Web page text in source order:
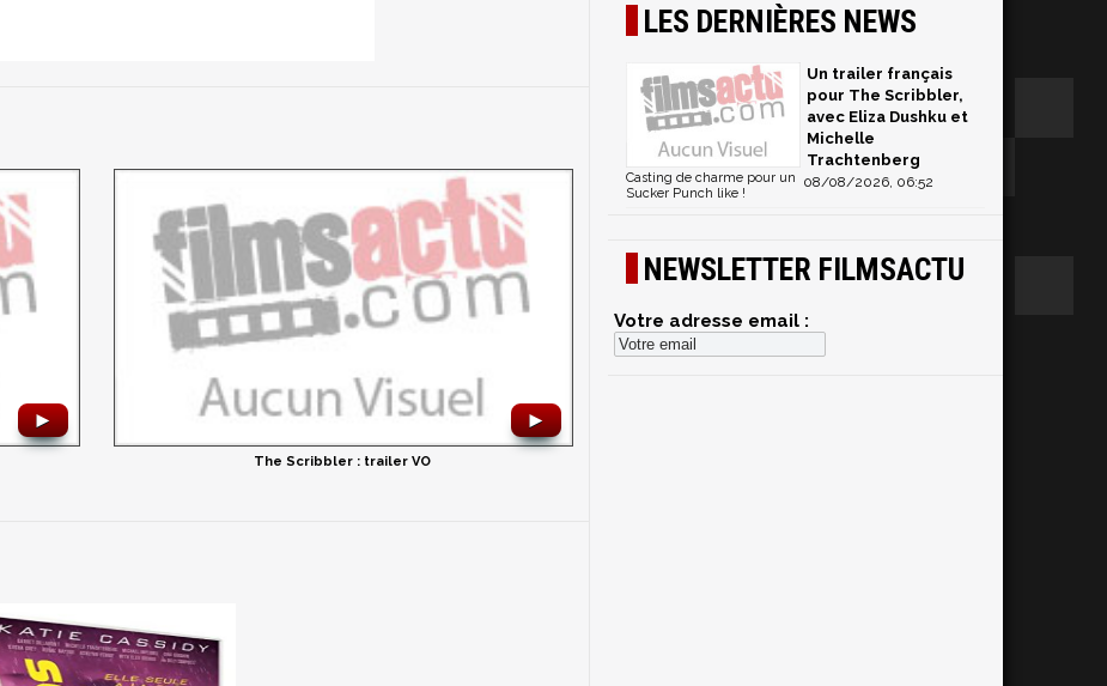
► ►
The Scribbler : trailer VO
LES DERNIÈRES NEWS
Un trailer français
pour The Scribbler,
avec Eliza Dushku et
Michelle
Trachtenberg
08/08/2026, 06:52
Casting de charme pour un
Sucker Punch like !
NEWSLETTER FILMSACTU
Votre adresse email :